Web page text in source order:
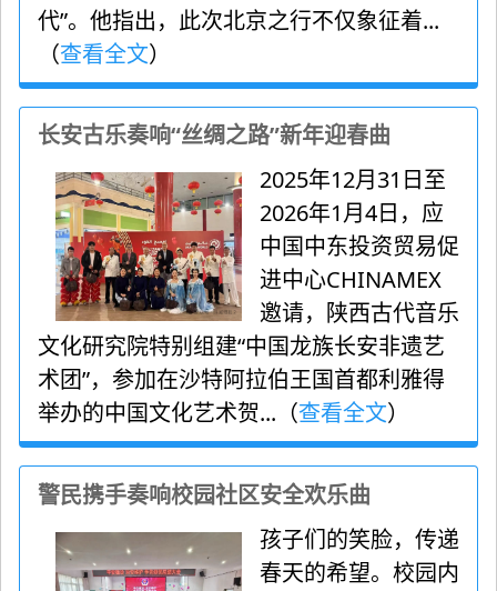
代”。他指出，此次北京之行不仅象征着...
（查看全文）
长安古乐奏响“丝绸之路”新年迎春曲
2025年12月31日至
2026年1月4日，应
中国中东投资贸易促
进中心CHINAMEX
邀请，陕西古代音乐
文化研究院特别组建“中国龙族长安非遗艺
术团”，参加在沙特阿拉伯王国首都利雅得
举办的中国文化艺术贺...（查看全文）
警民携手奏响校园社区安全欢乐曲
孩子们的笑脸，传递
春天的希望。校园内